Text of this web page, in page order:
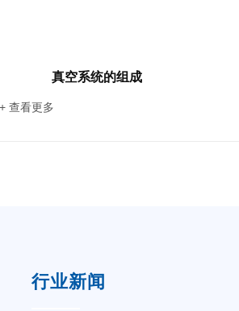
真空系统的组成
+ 查看更多
行业新闻